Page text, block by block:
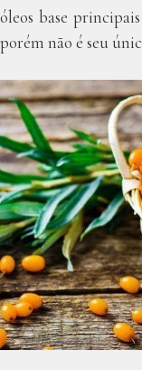
óleos base
porém não é seu